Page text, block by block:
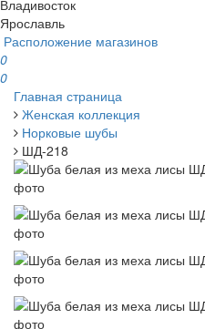
Владивосток
Ярославль
Расположение магазинов
0
0
Главная страница
Женская коллекция
Норковые шубы
ШД-218